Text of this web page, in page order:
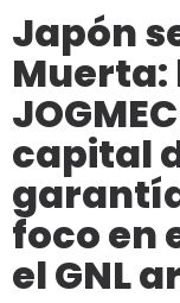
Japón
capital
foco en
el GNL